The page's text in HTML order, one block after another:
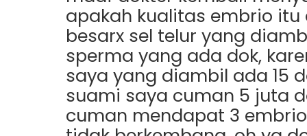
apakah kualitas embrio itu
besarx sel telur yang
sperma yang ada dok,
saya yang diambil ada 15
suami saya cuman 5 juta
cuman mendapat 3